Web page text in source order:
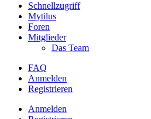
Schnellzugriff
Mytilus
Foren
Mitglieder
Das Team
FAQ
Anmelden
Registrieren
Anmelden